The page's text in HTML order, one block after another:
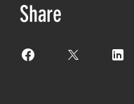
Share